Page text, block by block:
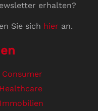
erhalten?
Sie sich hier an.